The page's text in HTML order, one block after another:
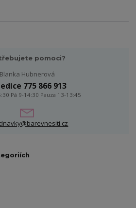
pomoci?
Blanka Hubnerová
775 866 913
Pá 9-14:30 Pauza 13-13:45